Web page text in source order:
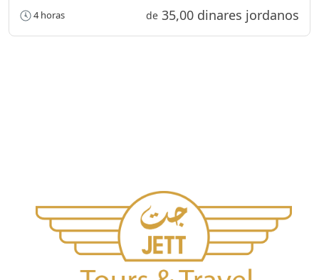
4 horas de 35,00 dinares jordanos